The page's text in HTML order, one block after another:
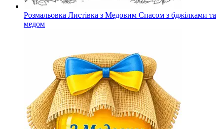
Розмальовка Листівка з Медовим Спасом з бджілками та
медом